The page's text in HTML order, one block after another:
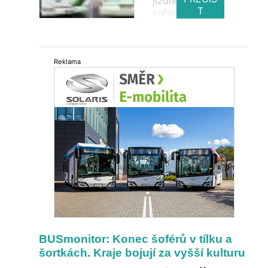
autokarů se v prvním pololetí
45,4 procenta všech prodejů v
stejném období roku 2025 to
bylo 16,6 procenta. Podle
absolutního počtu následovalo
Polsko s 668 vozidly,
Rumunsko s 622, Německo s
567, Nizozemsko s 531,
Portugalsko s 448 a Francie s
421 vozidly. Z hlediska podílu
bezemisních vozidel na
celkovém trhu byla na prvním
místě Nizozemsko s 69,6
procenta, následovalo Dánsko
(60,3 %), Rumunsko (57,1 %),
(55,4 %). Německo dosáhlo
15,5 procenta a Francie 12,5
procenta. Česká republika v
veřejné linkové
T
Reklama
BUSmonitor: Konec šoférů v tílku a
šortkách. Kraje bojují za vyšší kulturu